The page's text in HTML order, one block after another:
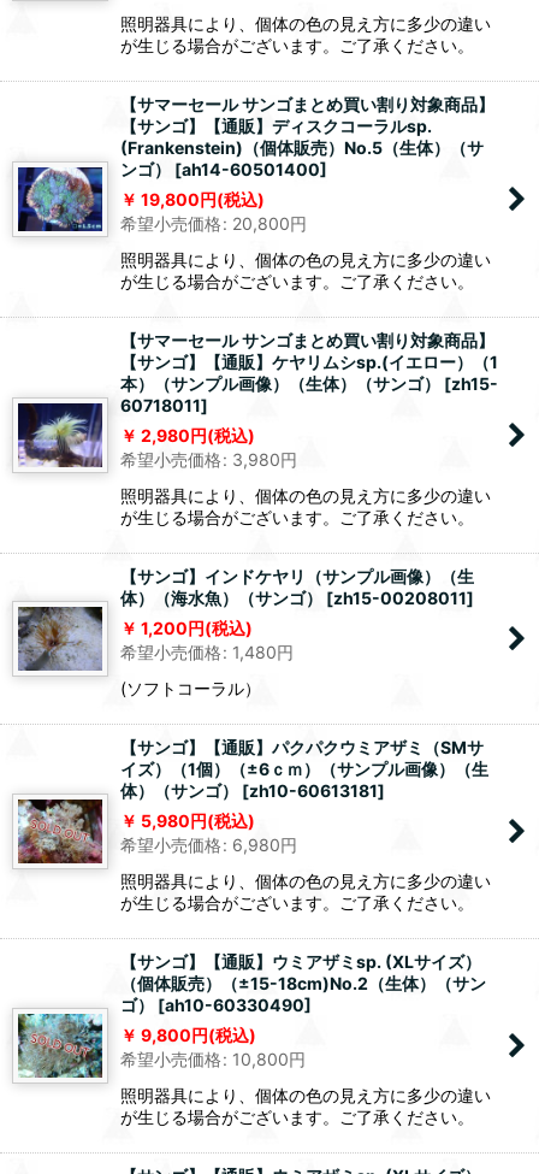
照明器具により、個体の色の見え方に多少の違い
が生じる場合がございます。ご了承ください。
【サマーセール サンゴまとめ買い割り対象商品】
【サンゴ】【通販】ディスクコーラルsp.
(Frankenstein)（個体販売）No.5（生体）（サ
ンゴ）
[ah14-60501400]
19,800円(税込)
希望小売価格: 20,800円
照明器具により、個体の色の見え方に多少の違い
が生じる場合がございます。ご了承ください。
【サマーセール サンゴまとめ買い割り対象商品】
【サンゴ】【通販】ケヤリムシsp.(イエロー）（1
本）（サンプル画像）（生体）（サンゴ）
[zh15-
60718011]
2,980円(税込)
希望小売価格: 3,980円
照明器具により、個体の色の見え方に多少の違い
が生じる場合がございます。ご了承ください。
【サンゴ】インドケヤリ（サンプル画像）（生
体）（海水魚）（サンゴ）
[zh15-00208011]
1,200円(税込)
希望小売価格: 1,480円
(ソフトコーラル）
【サンゴ】【通販】パクパクウミアザミ（SMサ
イズ）（1個）（±6ｃｍ）（サンプル画像）（生
体）（サンゴ）
[zh10-60613181]
5,980円(税込)
希望小売価格: 6,980円
照明器具により、個体の色の見え方に多少の違い
が生じる場合がございます。ご了承ください。
【サンゴ】【通販】ウミアザミsp. (XLサイズ）
（個体販売）（±15-18cm)No.2（生体）（サン
ゴ）
[ah10-60330490]
9,800円(税込)
希望小売価格: 10,800円
照明器具により、個体の色の見え方に多少の違い
が生じる場合がございます。ご了承ください。